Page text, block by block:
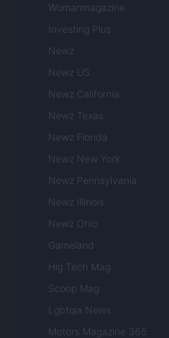
Womanmagazine
Investing Plus
Newz
Newz US
Newz California
Newz Texas
Newz Florida
Newz New York
Newz Pennsylvania
Newz Illinois
Newz Ohio
Gameland
Hig Tech Mag
Scoop Mag
Lgbtqia News
Motors Magazine 365